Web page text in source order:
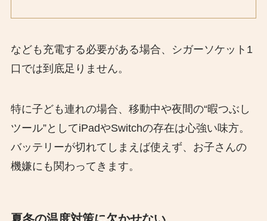
なども充電する必要がある場合、シガーソケット1
口では到底足りません。
特に子ども連れの場合、移動中や夜間の“暇つぶし
ツール”としてiPadやSwitchの存在は心強い味方。
バッテリーが切れてしまえば使えず、お子さんの
機嫌にも関わってきます。